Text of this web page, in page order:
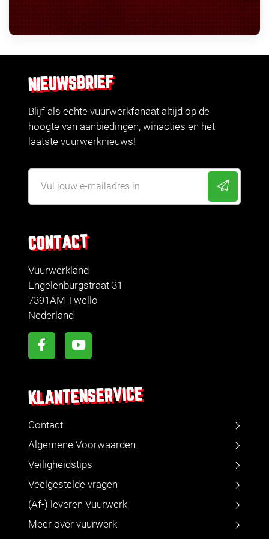
CONTACT
Vuurwerkland
Engelenburgstraat 31
7391AM Twello
Nederland
KLANTENSERVICE
Contact
Algemene Voorwaarden
Veiligheidstips
Veelgestelde vragen
(Af-) leveren Vuurwerk
Meer over vuurwerk
NIEUWSBRIEF
Blijf als echte vuurwerkfanaat altijd op de
hoogte van aanbiedingen, winacties en het
laatste vuurwerknieuws!